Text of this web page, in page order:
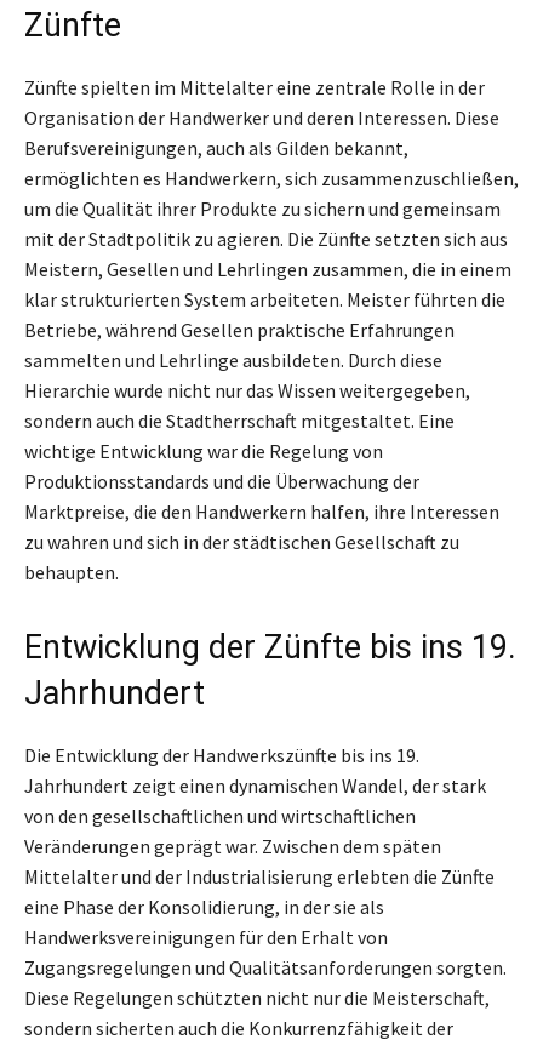
Zünfte
Zünfte spielten im Mittelalter eine zentrale Rolle in der
Organisation der Handwerker und deren Interessen. Diese
Berufsvereinigungen, auch als Gilden bekannt,
ermöglichten es Handwerkern, sich zusammenzuschließen,
um die Qualität ihrer Produkte zu sichern und gemeinsam
mit der Stadtpolitik zu agieren. Die Zünfte setzten sich aus
Meistern, Gesellen und Lehrlingen zusammen, die in einem
klar strukturierten System arbeiteten. Meister führten die
Betriebe, während Gesellen praktische Erfahrungen
sammelten und Lehrlinge ausbildeten. Durch diese
Hierarchie wurde nicht nur das Wissen weitergegeben,
sondern auch die Stadtherrschaft mitgestaltet. Eine
wichtige Entwicklung war die Regelung von
Produktionsstandards und die Überwachung der
Marktpreise, die den Handwerkern halfen, ihre Interessen
zu wahren und sich in der städtischen Gesellschaft zu
behaupten.
Entwicklung der Zünfte bis ins 19.
Jahrhundert
Die Entwicklung der Handwerkszünfte bis ins 19.
Jahrhundert zeigt einen dynamischen Wandel, der stark
von den gesellschaftlichen und wirtschaftlichen
Veränderungen geprägt war. Zwischen dem späten
Mittelalter und der Industrialisierung erlebten die Zünfte
eine Phase der Konsolidierung, in der sie als
Handwerksvereinigungen für den Erhalt von
Zugangsregelungen und Qualitätsanforderungen sorgten.
Diese Regelungen schützten nicht nur die Meisterschaft,
sondern sicherten auch die Konkurrenzfähigkeit der